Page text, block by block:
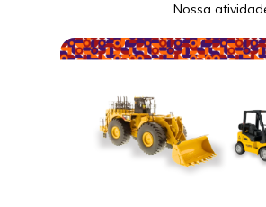
Nossa